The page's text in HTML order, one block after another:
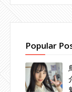
Popular